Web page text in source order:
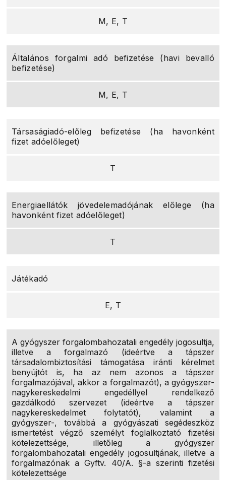
M, E, T
Általános forgalmi adó befizetése (havi bevalló
befizetése)
M, E, T
Társaságiadó-előleg befizetése (ha havonként
fizet adóelőleget)
T
Energiaellátók jövedelemadójának előlege (ha
havonként fizet adóelőleget)
T
Játékadó
E, T
A gyógyszer forgalombahozatali engedély jogosultja,
illetve a forgalmazó (ideértve a tápszer
társadalombiztosítási támogatása iránti kérelmet
benyújtót is, ha az nem azonos a tápszer
forgalmazójával, akkor a forgalmazót), a gyógyszer-
nagykereskedelmi engedéllyel rendelkező
gazdálkodó szervezet (ideértve a tápszer
nagykereskedelmet folytatót), valamint a
gyógyszer-, továbbá a gyógyászati segédeszköz
ismertetést végző személyt foglalkoztató fizetési
kötelezettsége, illetőleg a gyógyszer
forgalombahozatali engedély jogosultjának, illetve a
forgalmazónak a Gyftv. 40/A. §-a szerinti fizetési
kötelezettsége